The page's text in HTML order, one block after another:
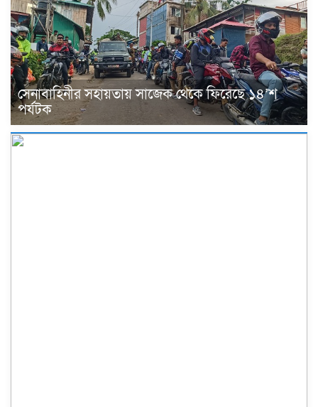
সেনাবাহিনীর সহায়তায় সাজেক থেকে ফিরেছে ১৪’শ
পর্যটক